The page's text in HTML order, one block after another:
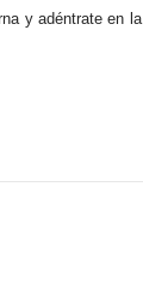
y adéntrate en la